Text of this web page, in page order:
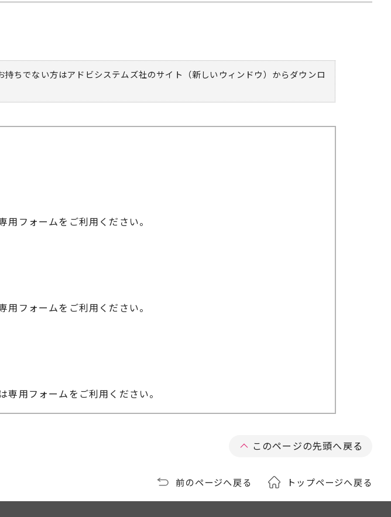
ちでない方はアドビシステムズ社のサイト（新しいウィンドウ） からダウンロ
フォームをご利用ください。
フォームをご利用ください。
用フォームをご利用ください。
このページの先頭へ戻る
前のページへ戻る トップページへ戻る